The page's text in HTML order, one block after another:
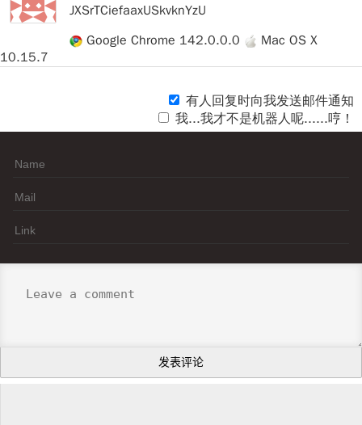
JXSrTCiefaaxUSkvknYzU
Google Chrome 142.0.0.0
Mac OS X
10.15.7
有人回复时向我发送邮件通知
我...我才不是机器人呢......哼！